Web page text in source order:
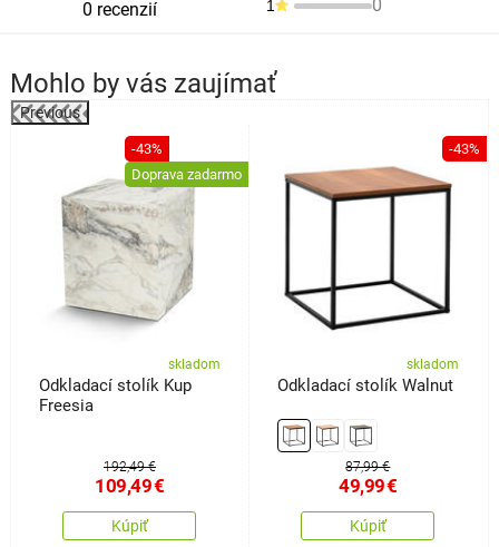
0 recenzií 1 0
Mohlo by vás zaujímať
Previous
-43%
Doprava zadarmo
skladom
Odkladací stolík Kup
Freesia
192,49 €
109,49€
Kúpiť
-43%
skladom
Odkladací stolík Walnut
87,99 €
49,99€
Kúpiť